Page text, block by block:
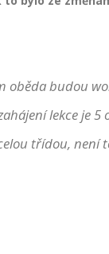
oběda budou
lekce je
třídou, není